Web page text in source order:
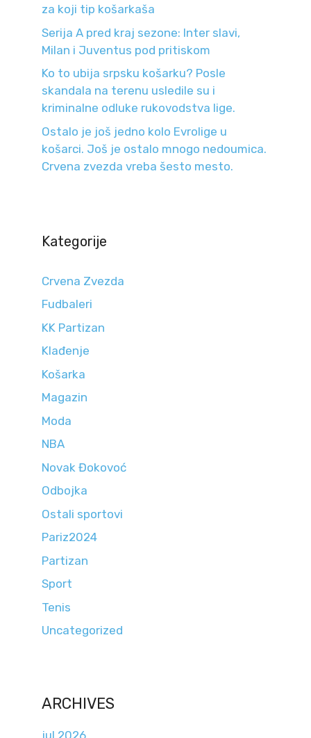
za koji tip košarkaša
Serija A pred kraj sezone: Inter slavi,
Milan i Juventus pod pritiskom
Ko to ubija srpsku košarku? Posle
skandala na terenu usledile su i
kriminalne odluke rukovodstva lige.
Ostalo je još jedno kolo Evrolige u
košarci. Još je ostalo mnogo nedoumica.
Crvena zvezda vreba šesto mesto.
Kategorije
Crvena Zvezda
Fudbaleri
KK Partizan
Klađenje
Košarka
Magazin
Moda
NBA
Novak Đokovoć
Odbojka
Ostali sportovi
Pariz2024
Partizan
Sport
Tenis
Uncategorized
ARCHIVES